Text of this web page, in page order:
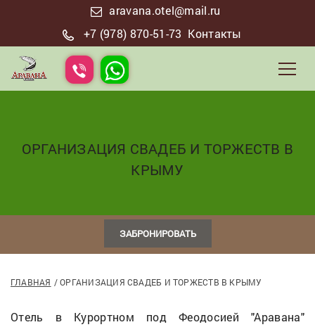
aravana.otel@mail.ru
+7 (978) 870-51-73 Контакты
ОРГАНИЗАЦИЯ СВАДЕБ И ТОРЖЕСТВ В
КРЫМУ
ЗАБРОНИРОВАТЬ
ГЛАВНАЯ ОРГАНИЗАЦИЯ СВАДЕБ И ТОРЖЕСТВ В КРЫМУ
Отель в Курортном под Феодосией "Аравана"